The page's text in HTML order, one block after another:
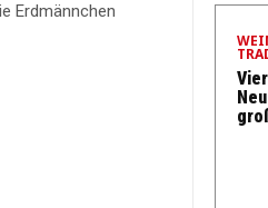
Erdmännchen